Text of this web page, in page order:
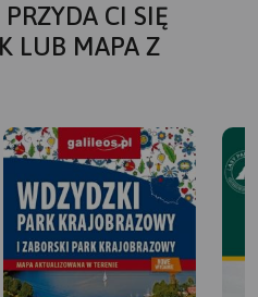
CI SIĘ
LUB MAPA Z